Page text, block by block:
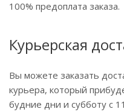
100% предоплата заказа.
Курьерская
Вы можете заказать
курьера, который
будние дни и субботу с